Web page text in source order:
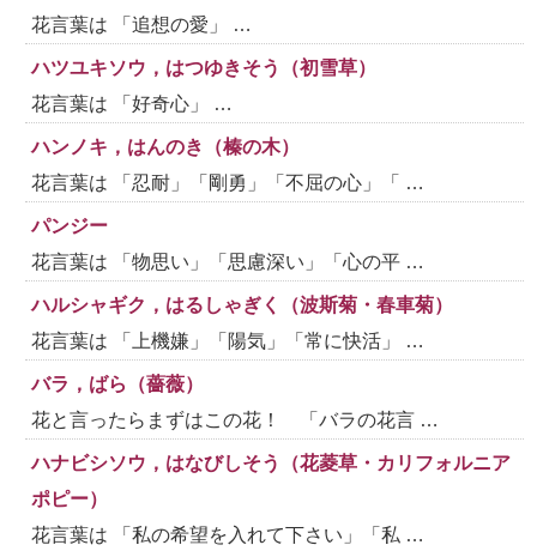
花言葉は 「追想の愛」 …
ハツユキソウ，はつゆきそう（初雪草）
花言葉は 「好奇心」 …
ハンノキ，はんのき（榛の木）
花言葉は 「忍耐」「剛勇」「不屈の心」「 …
パンジー
花言葉は 「物思い」「思慮深い」「心の平 …
ハルシャギク，はるしゃぎく（波斯菊・春車菊）
花言葉は 「上機嫌」「陽気」「常に快活」 …
バラ，ばら（薔薇）
花と言ったらまずはこの花！ 「バラの花言 …
ハナビシソウ，はなびしそう（花菱草・カリフォルニア
ポピー）
花言葉は 「私の希望を入れて下さい」「私 …